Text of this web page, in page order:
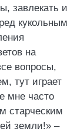
завлекать и
кукольным
на
вопросы,
тут играет
мне часто
старческим
земли!» –